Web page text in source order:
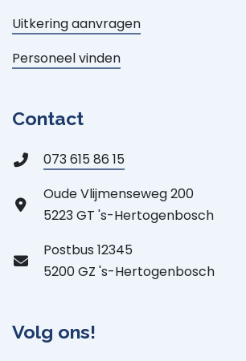
Uitkering aanvragen
Personeel vinden
Contact
073 615 86 15
Oude Vlijmenseweg 200
5223 GT 's-Hertogenbosch
Postbus 12345
5200 GZ 's-Hertogenbosch
Volg ons!